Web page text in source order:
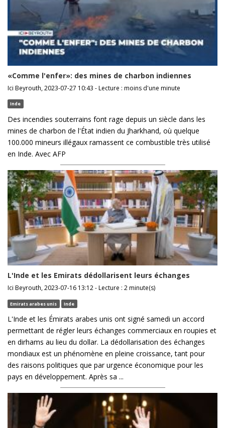
«Comme l'enfer»: des mines de charbon indiennes
Ici Beyrouth, 2023-07-27 10:43 - Lecture : moins d'une minute
Inde
Des incendies souterrains font rage depuis un siècle dans les
mines de charbon de l'État indien du Jharkhand, où quelque
100.000 mineurs illégaux ramassent ce combustible très utilisé
en Inde. Avec AFP
L'Inde et les Emirats dédollarisent leurs échanges
Ici Beyrouth, 2023-07-16 13:12 - Lecture : 2 minute(s)
Emirats arabes unis Inde
L'Inde et les Émirats arabes unis ont signé samedi un accord
permettant de régler leurs échanges commerciaux en roupies et
en dirhams au lieu du dollar. La dédollarisation des échanges
mondiaux est un phénomène en pleine croissance, tant pour
des raisons politiques que par urgence économique pour les
pays en développement. Après sa ...